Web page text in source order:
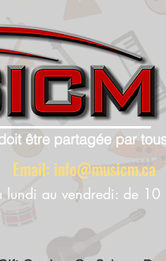
être partagée par
Email: info@musicm.ca
lundi au vendredi: de